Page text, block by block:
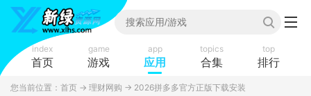
index
首页
game
游戏
app
应用
topics
合集
top
排行
您当前位置： 首页 → 理财网购 → 2026拼多多官方正版下载安装